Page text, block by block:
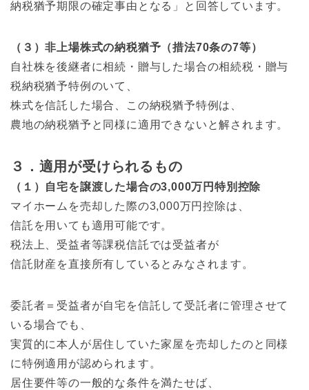
納税猶予期限の確定事由となる」と回答しています。
（３）非上場株式の納税猶予（措法70条の7等）
自社株を後継者に相続・贈与した場合の相続税・贈与
税納税猶予特例のいて、
株式を信託した場合、この納税猶予特例は、
農地の納税猶予と同様に適用できないと解されます。
３．適用が受けられるもの
（１）自宅を譲渡した場合の3,000万円特別控除
マイホームを売却した際の3,000万円控除は、
信託を用いても適用可能です。
税法上、受益者等課税信託では受益者が
信託財産を直接所有しているとみなされます。
委託者＝受益者が自宅を信託して受託者に管理させて
いる場合でも、
実質的に本人が居住していた家屋を売却したのと同様
に特例適用が認められます。
居住要件等の一般的な条件を満たせば、